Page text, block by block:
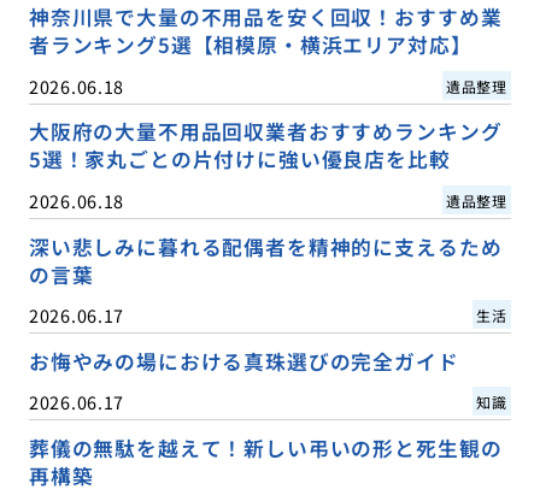
神奈川県で大量の不用品を安く回収！おすすめ業
者ランキング5選【相模原・横浜エリア対応】
2026.06.18 遺品整理
大阪府の大量不用品回収業者おすすめランキング
5選！家丸ごとの片付けに強い優良店を比較
2026.06.18 遺品整理
深い悲しみに暮れる配偶者を精神的に支えるため
の言葉
2026.06.17 生活
お悔やみの場における真珠選びの完全ガイド
2026.06.17 知識
葬儀の無駄を越えて！新しい弔いの形と死生観の
再構築